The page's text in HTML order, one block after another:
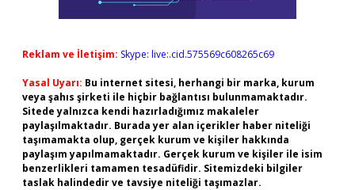
Reklam ve İletişim: Skype: live:.cid.575569c608265c69
Yasal Uyarı: Bu internet sitesi, herhangi bir marka, kurum
veya şahıs şirketi ile hiçbir bağlantısı bulunmamaktadır.
Sitede yalnızca kendi hazırladığımız makaleler
paylaşılmaktadır. Burada yer alan içerikler haber niteliği
taşımamakta olup, gerçek kurum ve kişiler hakkında
paylaşım yapılmamaktadır. Gerçek kurum ve kişiler ile isim
benzerlikleri tamamen tesadüfidir. Sitemizdeki bilgiler
taslak halindedir ve tavsiye niteliği taşımazlar.